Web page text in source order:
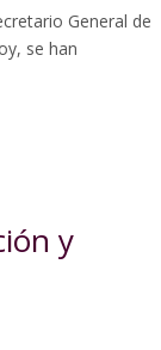
General de
se han
y